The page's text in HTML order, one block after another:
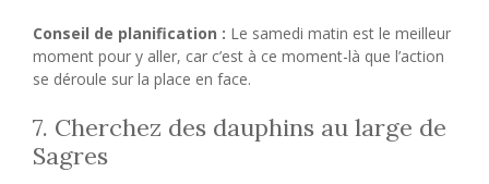
Conseil de planification : Le samedi matin est le meilleur
moment pour y aller, car c’est à ce moment-là que l’action
se déroule sur la place en face.
7. Cherchez des dauphins au large de
Sagres